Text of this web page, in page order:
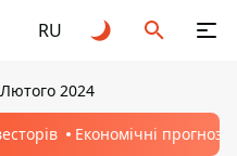
RU
2024
Економічні прогнози